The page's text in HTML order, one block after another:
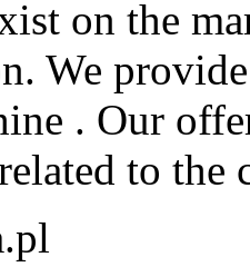
on the
We
. Our
to the